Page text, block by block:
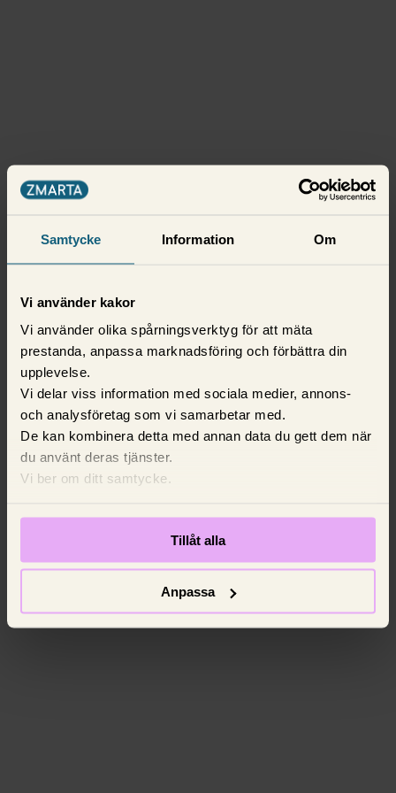
Samtycke Information Om
Vi använder kakor
Vi använder olika spårningsverktyg för att mäta
prestanda, anpassa marknadsföring och förbättra din
upplevelse.
Vi delar viss information med sociala medier, annons-
och analysföretag som vi samarbetar med.
De kan kombinera detta med annan data du gett dem när
du använt deras tjänster.
Vi ber om ditt samtycke.
Tillåt alla
Anpassa